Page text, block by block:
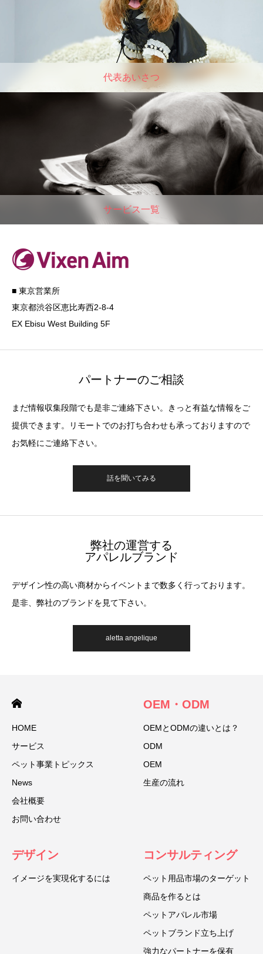
代表あいさつ
サービス一覧
■ 東京営業所
東京都渋谷区恵比寿西2-8-4
EX Ebisu West Building 5F
パートナーのご相談
まだ情報収集段階でも是非ご連絡下さい。きっと有益な情報をご
提供できます。リモートでのお打ち合わせも承っておりますので
お気軽にご連絡下さい。
話を聞いてみる
弊社の運営する
アパレルブランド
デザイン性の高い商材からイベントまで数多く行っております。
是非、弊社のブランドを見て下さい。
aletta angelique
HOME
サービス
ペット事業トピックス
News
会社概要
お問い合わせ
OEM・ODM
OEMとODMの違いとは？
ODM
OEM
生産の流れ
デザイン
イメージを実現化するには
コンサルティング
ペット用品市場のターゲット
商品を作るとは
ペットアパレル市場
ペットブランド立ち上げ
強力なパートナーを保有